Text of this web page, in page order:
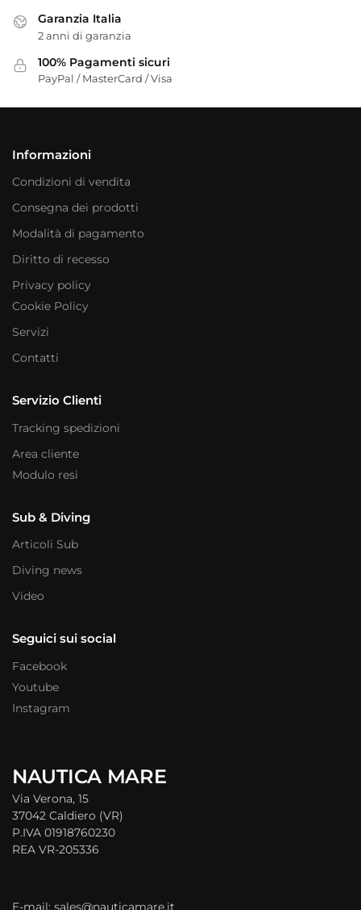
Garanzia Italia
2 anni di garanzia
100% Pagamenti sicuri
PayPal / MasterCard / Visa
Informazioni
Condizioni di vendita
Consegna dei prodotti
Modalità di pagamento
Diritto di recesso
Privacy policy
Cookie Policy
Servizi
Contatti
Servizio Clienti
Tracking spedizioni
Area cliente
Modulo resi
Sub & Diving
Articoli Sub
Diving news
Video
Seguici sui social
Facebook
Youtube
Instagram
NAUTICA MARE
Via Verona, 15
37042 Caldiero (VR)
P.IVA 01918760230
REA VR-205336
E-mail: sales@nauticamare.it